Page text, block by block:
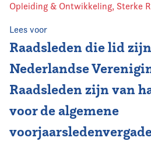
Kennis & Informatie
Vereniging
Contact
Opleiding & Ontwikkeling, Sterke
Lees voor
Raadsleden die lid
Nederlandse
Raadsleden zijn van
voor de algemene